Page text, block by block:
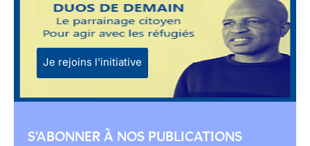
Je rejoins l'initiative
S'ABONNER À NOS PUBLICATIONS